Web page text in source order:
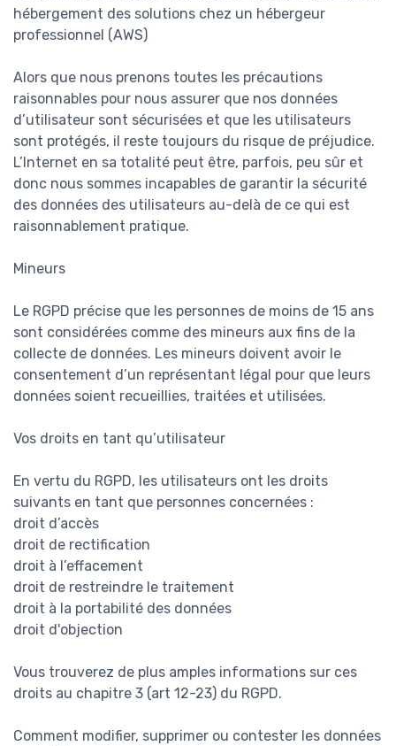
hébergement des solutions chez un hébergeur
professionnel (AWS)
Alors que nous prenons toutes les précautions
raisonnables pour nous assurer que nos données
d’utilisateur sont sécurisées et que les utilisateurs
sont protégés, il reste toujours du risque de préjudice.
L’Internet en sa totalité peut être, parfois, peu sûr et
donc nous sommes incapables de garantir la sécurité
des données des utilisateurs au-delà de ce qui est
raisonnablement pratique.
Mineurs
Le RGPD précise que les personnes de moins de 15 ans
sont considérées comme des mineurs aux fins de la
collecte de données. Les mineurs doivent avoir le
consentement d’un représentant légal pour que leurs
données soient recueillies, traitées et utilisées.
Vos droits en tant qu’utilisateur
En vertu du RGPD, les utilisateurs ont les droits
suivants en tant que personnes concernées :
droit d’accès
droit de rectification
droit à l’effacement
droit de restreindre le traitement
droit à la portabilité des données
droit d'objection
Vous trouverez de plus amples informations sur ces
droits au chapitre 3 (art 12-23) du RGPD.
Comment modifier, supprimer ou contester les données